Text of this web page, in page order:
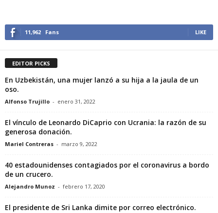
11,962 Fans LIKE
EDITOR PICKS
En Uzbekistán, una mujer lanzó a su hija a la jaula de un
oso.
Alfonso Trujillo - enero 31, 2022
El vínculo de Leonardo DiCaprio con Ucrania: la razón de su
generosa donación.
Mariel Contreras - marzo 9, 2022
40 estadounidenses contagiados por el coronavirus a bordo
de un crucero.
Alejandro Munoz - febrero 17, 2020
El presidente de Sri Lanka dimite por correo electrónico.